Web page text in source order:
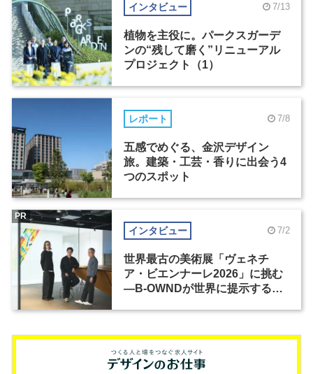
インタビュー 7/13
植物を主役に。パークスガーデ
ンの“残して磨く”リニューアル
プロジェクト（1）
レポート 7/8
五感でめぐる、金沢デザイン
旅。建築・工芸・香りに出会う4
つのスポット
インタビュー 7/2
世界最古の美術展「ヴェネチ
ア・ビエンナーレ2026」に挑む
―B-OWNDが世界に提示する美
PR